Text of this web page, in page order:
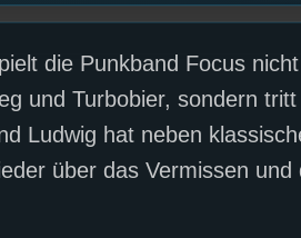
die Punkband Focus
und Turbobier, sondern
Ludwig hat neben
über das Vermissen und